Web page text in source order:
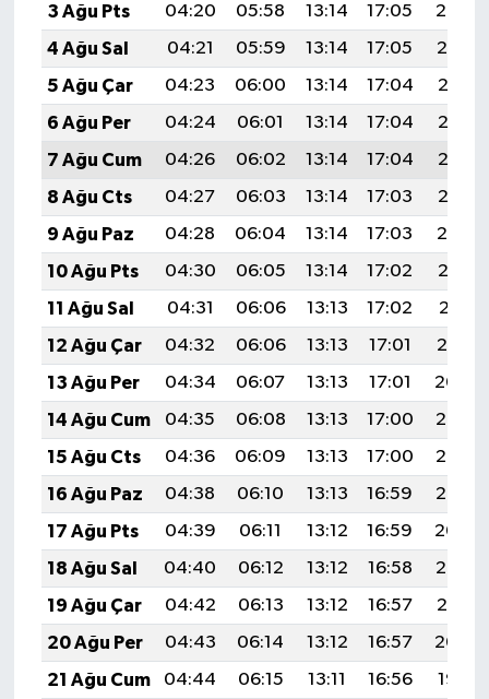
3 Ağu Pts
04:20 05:58 13:14 17:05
20:20
4 Ağu Sal
04:21 05:59 13:14 17:05
20:19
5 Ağu Çar
04:23 06:00 13:14 17:04
20:18
6 Ağu Per
04:24 06:01 13:14 17:04
20:17
7 Ağu Cum
04:26 06:02 13:14 17:04
20:16
8 Ağu Cts
04:27 06:03 13:14 17:03
20:15
9 Ağu Paz
04:28 06:04 13:14 17:03
20:14
10 Ağu Pts
04:30 06:05 13:14 17:02
20:13
11 Ağu Sal
04:31 06:06 13:13 17:02
20:11
12 Ağu Çar
04:32 06:06 13:13 17:01
20:10
13 Ağu Per
04:34 06:07 13:13 17:01
20:09
14 Ağu Cum
04:35 06:08 13:13 17:00
20:08
15 Ağu Cts
04:36 06:09 13:13 17:00
20:06
16 Ağu Paz
04:38 06:10 13:13 16:59
20:05
17 Ağu Pts
04:39 06:11 13:12 16:59
20:04
18 Ağu Sal
04:40 06:12 13:12 16:58
20:02
19 Ağu Çar
04:42 06:13 13:12 16:57
20:01
20 Ağu Per
04:43 06:14 13:12 16:57
20:00
21 Ağu Cum
04:44 06:15 13:11 16:56
19:58